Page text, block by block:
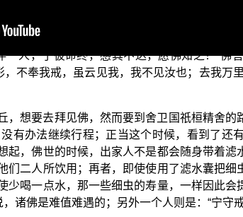
故从远来欲望见佛，不图今日没命于此也。”
益，宁守戒而死，不犯戒而生也。”一人即
此，信哉福报其不远矣。即持华香下到佛所
人，于彼命终，感其不达，愿佛知之！”佛
不奉我戒，虽云见我，我不见汝也；去我万
，想要去拜见佛，然而要到舍卫国祇桓精舍
有办法继续行程；正当这个时候，看到了还
，佛世的时候，出家人不是都会随身带着
们二人所饮用；再者，即使使用了滤水囊把
喝一点水，那一些细虫的寿量，一样因此
诸佛是难值难遇的；另外一个人则是：“宁守